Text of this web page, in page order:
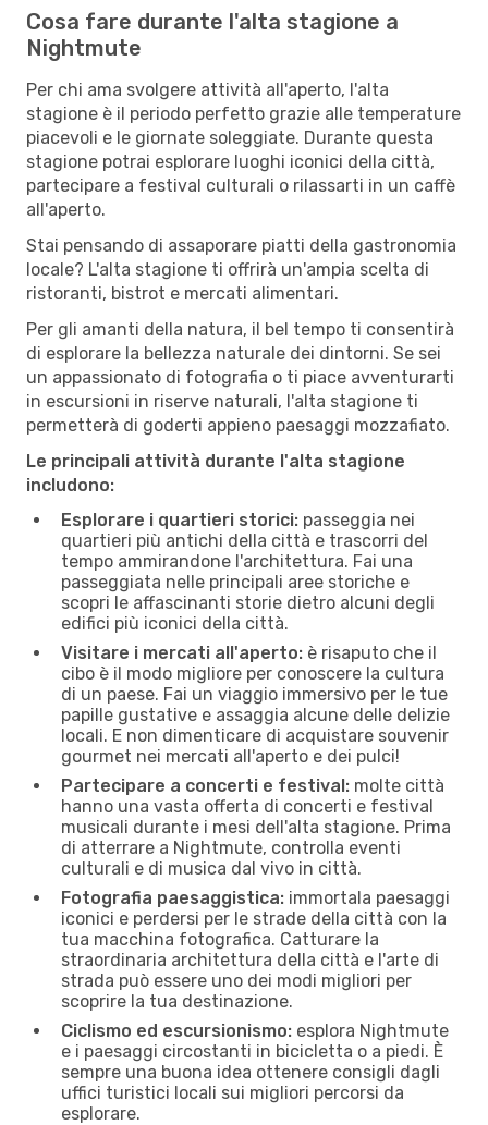
Cosa fare durante l'alta stagione a
Nightmute
Per chi ama svolgere attività all'aperto, l'alta
stagione è il periodo perfetto grazie alle temperature
piacevoli e le giornate soleggiate. Durante questa
stagione potrai esplorare luoghi iconici della città,
partecipare a festival culturali o rilassarti in un caffè
all'aperto.
Stai pensando di assaporare piatti della gastronomia
locale? L'alta stagione ti offrirà un'ampia scelta di
ristoranti, bistrot e mercati alimentari.
Per gli amanti della natura, il bel tempo ti consentirà
di esplorare la bellezza naturale dei dintorni. Se sei
un appassionato di fotografia o ti piace avventurarti
in escursioni in riserve naturali, l'alta stagione ti
permetterà di goderti appieno paesaggi mozzafiato.
Le principali attività durante l'alta stagione
includono:
Esplorare i quartieri storici: passeggia nei
quartieri più antichi della città e trascorri del
tempo ammirandone l'architettura. Fai una
passeggiata nelle principali aree storiche e
scopri le affascinanti storie dietro alcuni degli
edifici più iconici della città.
Visitare i mercati all'aperto: è risaputo che il
cibo è il modo migliore per conoscere la cultura
di un paese. Fai un viaggio immersivo per le tue
papille gustative e assaggia alcune delle delizie
locali. E non dimenticare di acquistare souvenir
gourmet nei mercati all'aperto e dei pulci!
Partecipare a concerti e festival: molte città
hanno una vasta offerta di concerti e festival
musicali durante i mesi dell'alta stagione. Prima
di atterrare a Nightmute, controlla eventi
culturali e di musica dal vivo in città.
Fotografia paesaggistica: immortala paesaggi
iconici e perdersi per le strade della città con la
tua macchina fotografica. Catturare la
straordinaria architettura della città e l'arte di
strada può essere uno dei modi migliori per
scoprire la tua destinazione.
Ciclismo ed escursionismo: esplora Nightmute
e i paesaggi circostanti in bicicletta o a piedi. È
sempre una buona idea ottenere consigli dagli
uffici turistici locali sui migliori percorsi da
esplorare.